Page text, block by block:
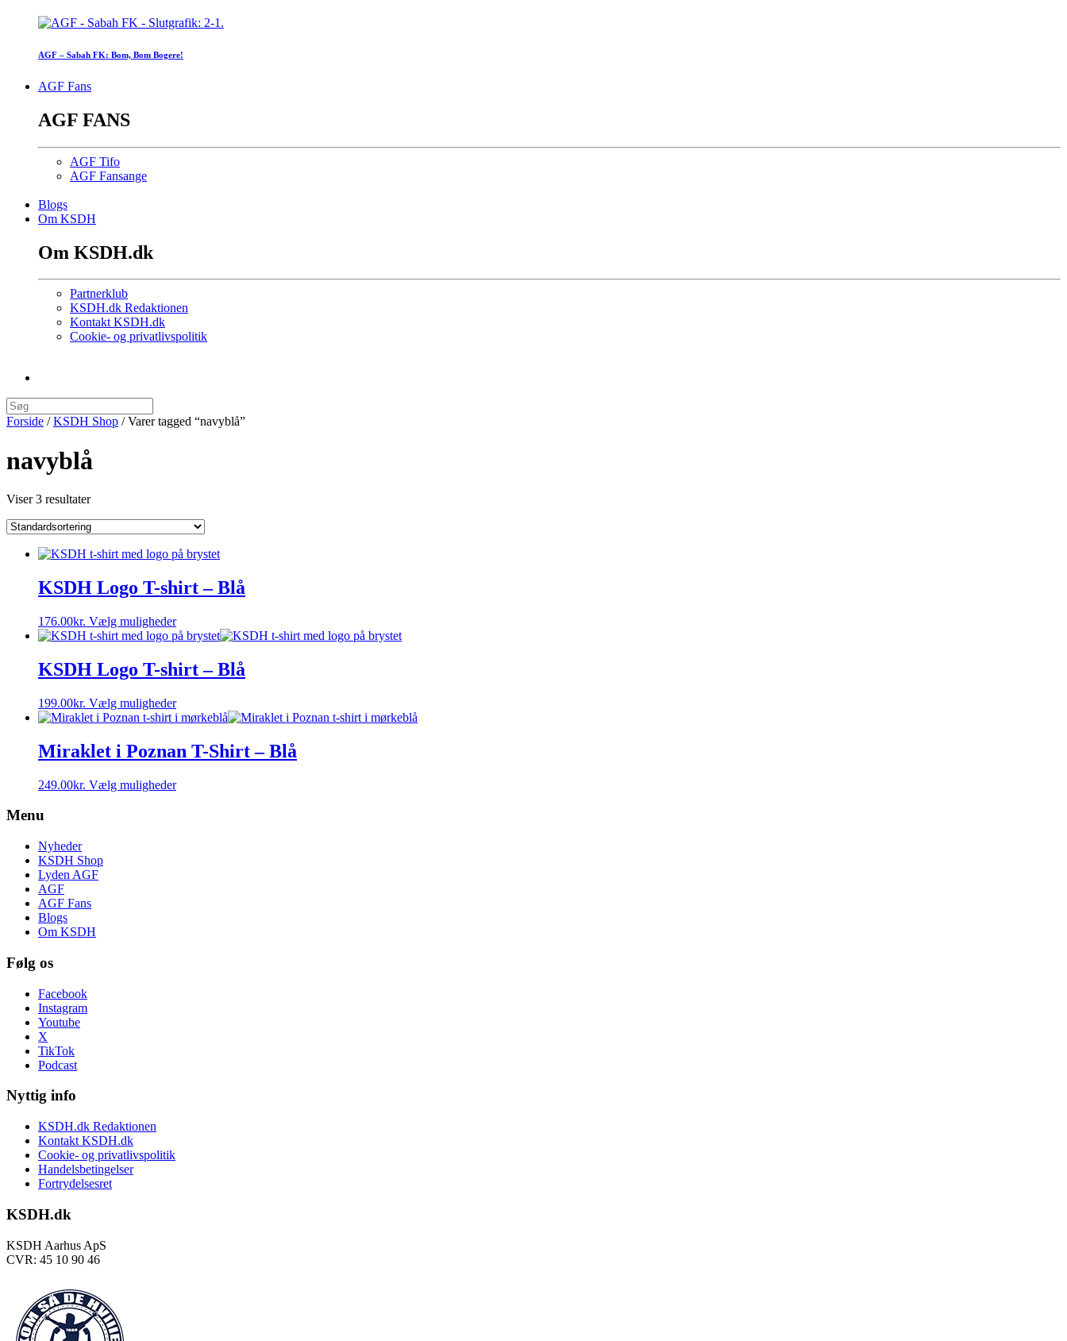
AGF – Sabah FK: Bom, Bom Bogere!
AGF Fans
AGF FANS
AGF Tifo
AGF Fansange
Blogs
Om KSDH
Om KSDH.dk
Partnerklub
KSDH.dk Redaktionen
Kontakt KSDH.dk
Cookie- og privatlivspolitik
Forside /KSDH Shop / Varer tagged “navyblå”
navyblå
Viser 3 resultater
KSDH Logo T-shirt – Blå
176.00kr. Vælg mulighederDette
vare
flere
varianter.
kan
vælges
varesiden
KSDH Logo T-shirt – Blå
199.00kr. Vælg mulighederDette
vare
flere
varianter.
kan
Miraklet i Poznan T-Shirt – Blå
249.00kr. Vælg mulighederDette
Menu
Nyheder
KSDH Shop
Lyden AGF
AGF
AGF Fans
Blogs
Om KSDH
Følg os
Facebook
Instagram
Youtube
X
TikTok
Podcast
Nyttig info
KSDH.dk Redaktionen
Kontakt KSDH.dk
Cookie- og privatlivspolitik
Handelsbetingelser
Fortrydelsesret
KSDH.dk
KSDH Aarhus ApS
CVR: 45 10 90 46